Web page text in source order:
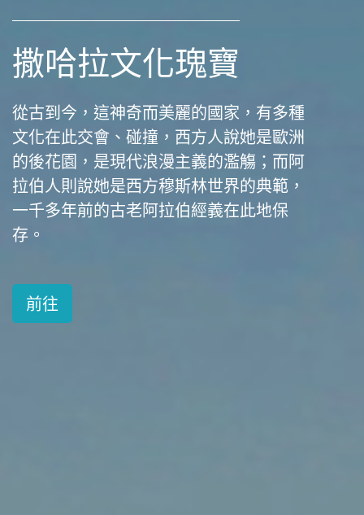
前往
前往
撒哈拉文化瑰寶
從古到今，這神奇而美麗的國家，有多種
文化在此交會、碰撞，西方人說她是歐洲
的後花園，是現代浪漫主義的濫觴；而阿
拉伯人則說她是西方穆斯林世界的典範，
一千多年前的古老阿拉伯經義在此地保
存。
前往
前往
前往